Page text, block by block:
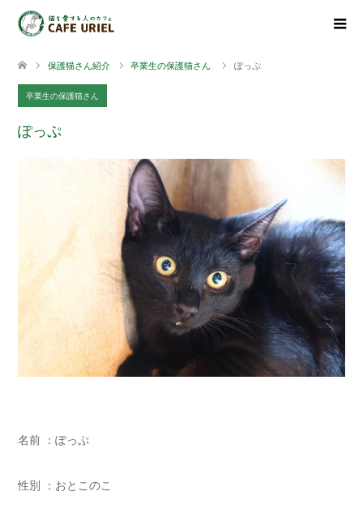
保護猫さん紹介 卒業生の保護猫さん ぽっぷ
卒業生の保護猫さん
ぽっぷ
名前 ：ぽっぷ
性別 ：おとこのこ